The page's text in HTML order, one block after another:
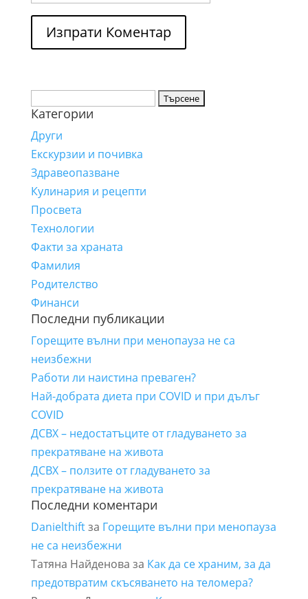
за:
Категории
Други
Екскурзии и почивка
Здравеопазване
Кулинария и рецепти
Просвета
Технологии
Факти за храната
Фамилия
Родителство
Финанси
Последни публикации
Горещите вълни при менопауза не са
неизбежни
Работи ли наистина преваген?
Най-добрата диета при COVID и при дълъг
COVID
ДСВХ – недостатъците от гладуването за
прекратяване на живота
ДСВХ – ползите от гладуването за
прекратяване на живота
Последни коментари
Danielthiftза Горещите вълни при менопауза
не са неизбежни
Татяна Найденова за Как да се храним, за да
предотвратим скъсяването на теломера?